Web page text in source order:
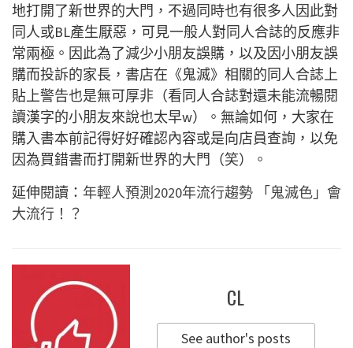
地打開了新世界的大門，不過同時也有很多人因此對
同人或BL產生厭惡，可見一般人對同人合誌的反應非
常兩極。因此為了減少小朋友誤購，以及因小朋友誤
購而投訴的家長，書店在《鬼滅》相關的同人合誌上
貼上警告也是無可厚非（看同人合誌對還未能流暢閱
讀漢字的小朋友來說也太早w）。無論如何，大家在
購入書本前記得好好確認內容或是向店員查詢，以免
因為買錯書而打開新世界的大門（笑）。
延伸閱讀： 年輕人預測2020年流行趨勢 「鬼滅色」會
大流行！？
CL
See author's posts